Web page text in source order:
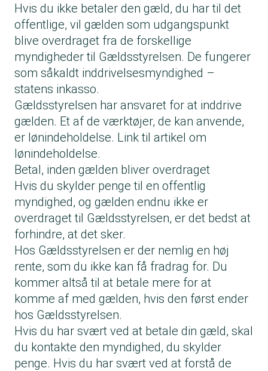
Hvis du ikke betaler den gæld, du har til det
offentlige, vil gælden som udgangspunkt
blive overdraget fra de forskellige
myndigheder til Gældsstyrelsen. De fungerer
som såkaldt inddrivelsesmyndighed –
statens inkasso.
Gældsstyrelsen har ansvaret for at inddrive
gælden. Et af de værktøjer, de kan anvende,
er lønindeholdelse. Link til artikel om
lønindeholdelse.
Betal, inden gælden bliver overdraget
Hvis du skylder penge til en offentlig
myndighed, og gælden endnu ikke er
overdraget til Gældsstyrelsen, er det bedst at
forhindre, at det sker.
Hos Gældsstyrelsen er der nemlig en høj
rente, som du ikke kan få fradrag for. Du
kommer altså til at betale mere for at
komme af med gælden, hvis den først ender
hos Gældsstyrelsen.
Hvis du har svært ved at betale din gæld, skal
du kontakte den myndighed, du skylder
penge. Hvis du har svært ved at forstå de